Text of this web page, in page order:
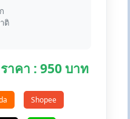
ติ
าคา : 950 บาท
Shopee